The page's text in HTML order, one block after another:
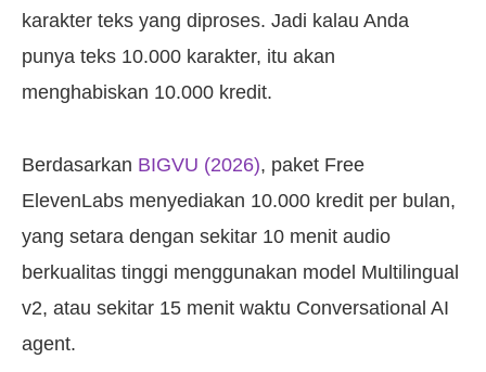
karakter teks yang diproses. Jadi kalau Anda
punya teks 10.000 karakter, itu akan
menghabiskan 10.000 kredit.
Berdasarkan BIGVU (2026), paket Free
ElevenLabs menyediakan 10.000 kredit per bulan,
yang setara dengan sekitar 10 menit audio
berkualitas tinggi menggunakan model Multilingual
v2, atau sekitar 15 menit waktu Conversational AI
agent.